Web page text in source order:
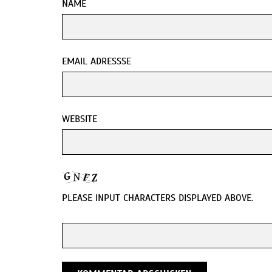
NAME
EMAIL ADRESSSE
WEBSITE
PLEASE INPUT CHARACTERS DISPLAYED ABOVE.